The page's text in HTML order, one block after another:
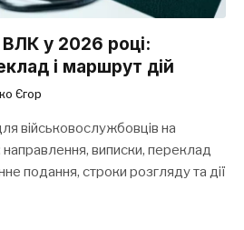
у 2026 році:
і маршрут дій
Єгор
військовослужбовців на
направлення, виписки, переклад
подання, строки розгляду та дії